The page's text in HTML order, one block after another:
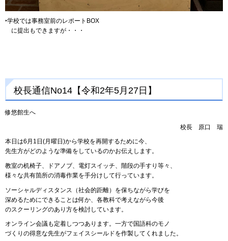
‣学校では事務室前のレポートBOX
に提出もできますが・・・
校長通信No14【令和2年5月27日】
修悠館生へ
校長 原口 瑞
本日は6月1日(月曜日)から学校を再開するために今、
先生方がどのような準備をしているのかお伝えします。
教室の机椅子、ドアノブ、電灯スイッチ、階段の手すり等々、
様々な共有箇所の消毒作業を手分けして行っています。
ソーシャルディスタンス（社会的距離）を保ちながら学びを
深めるためにできることは何か、各教科で考えながら今後
のスクーリングのあり方を検討しています。
オンライン会議も定着しつつあります。一方で国語科のモノ
づくりの得意な先生がフェイスシールドを作製してくれました。